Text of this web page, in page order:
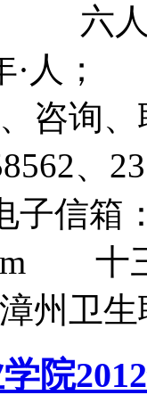
六
·人；
咨询
信箱
州卫
院